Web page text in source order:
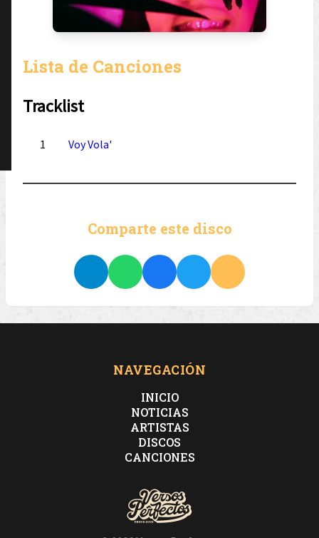
Lista de Canciones
Tracklist
1 Voy Vola'
Comparte este disco
NAVEGACIÓN
INICIO
NOTICIAS
ARTISTAS
DISCOS
CANCIONES